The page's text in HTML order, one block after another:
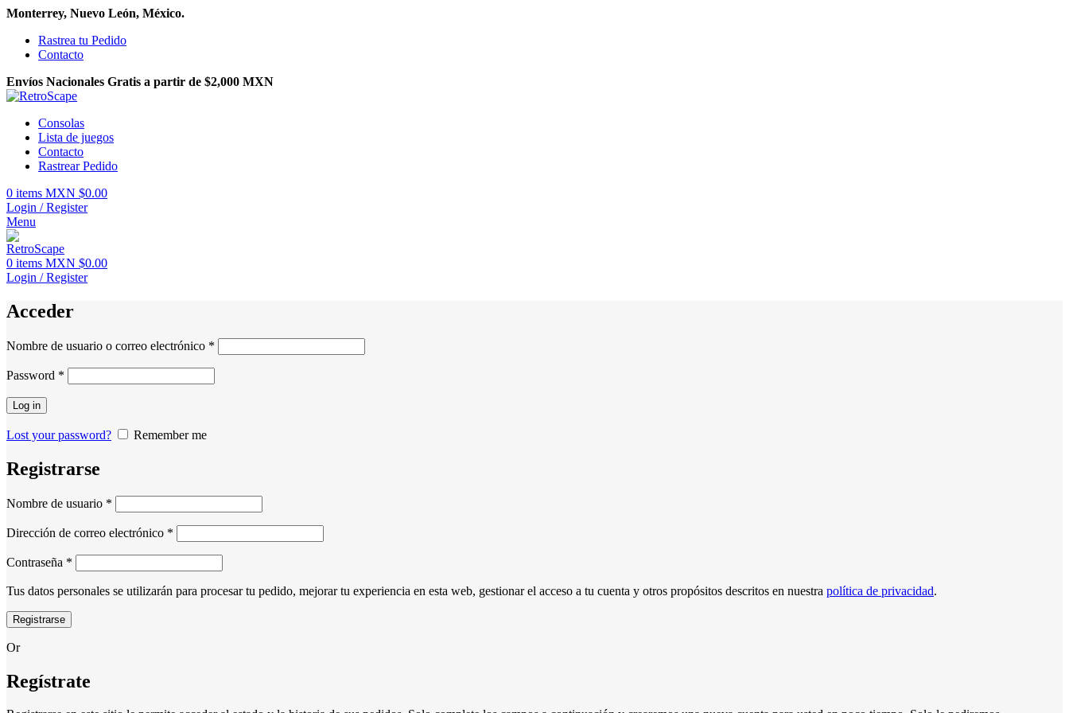
Monterrey, Nuevo León, México.
Rastrea tu Pedido
Contacto
Envíos Nacionales Gratis a partir de $2,000 MXN
Consolas
Lista de juegos
Contacto
Rastrear Pedido
0 items MXN $0.00
Login / Register
Menu
0 items MXN $0.00
Login / Register
Acceder
Nombre de usuario o correo electrónico *
Password *
Log in
Lost your password? Remember me
Registrarse
Nombre de usuario *
Dirección de correo electrónico *
Contraseña *
Tus datos personales se utilizarán para procesar tu pedido, mejorar tu experiencia en esta web, gestionar el acceso a tu cuenta y otros propósitos descritos en nuestra política de privacidad.
Registrarse
Or
Regístrate